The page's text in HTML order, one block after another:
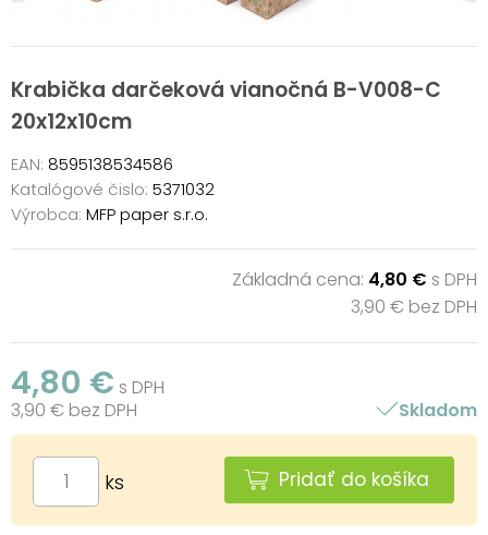
Krabička darčeková vianočná B-V008-C
20x12x10cm
EAN: 8595138534586
Katalógové čislo: 5371032
Výrobca: MFP paper s.r.o.
Základná cena: 4,80 € s DPH
3,90 € bez DPH
4,80 € s DPH
3,90 € bez DPH
Skladom
ks Pridať do košíka